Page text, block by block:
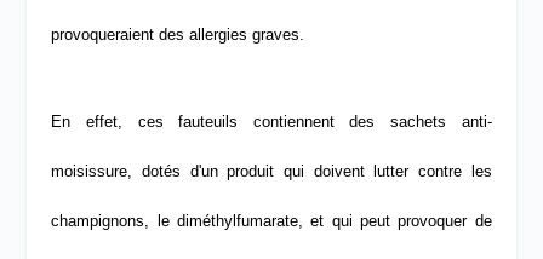
provoqueraientdes allergies graves.
En effet, ces fauteuils contiennent des sachets anti-
moisissure,dotés d'un produit qui doivent lutter contre les
champignons, le diméthylfumarate, et qui peutprovoquer de